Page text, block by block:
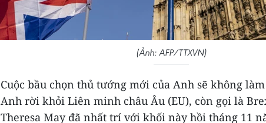
(Ảnh: AFP/TTXVN)
Cuộc bầu chọn thủ tướng mới của Anh sẽ không
Anh rời khỏi Liên minh châu Âu (EU), còn gọi là
Theresa May đã nhất trí với khối này hồi tháng 11